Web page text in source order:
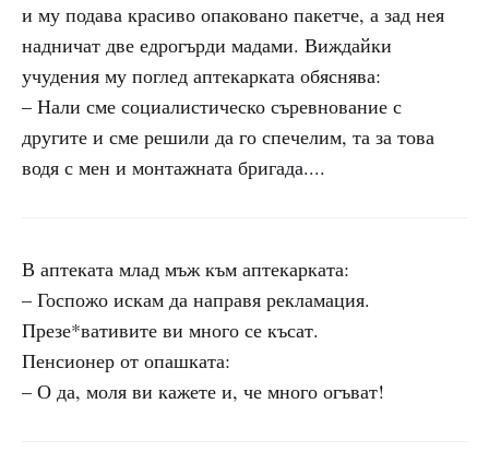
и му подава красиво опаковано пакетче, а зад нея
надничат две едрогърди мадами. Виждайки
учудения му поглед аптекарката обяснява:
– Нали сме социалистическо съревнование с
другите и сме решили да го спечелим, та за това
водя с мен и монтажната бригада....
В аптеката млад мъж към аптекарката:
– Госпожо искам да направя рекламация.
Презе*вативите ви много се късат.
Пенсионер от опашката:
– О да, моля ви кажете и, че много огъват!